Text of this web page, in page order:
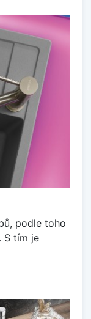
podle toho
S tím je